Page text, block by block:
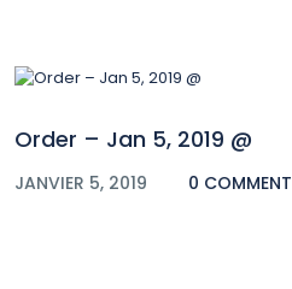
Order – Jan 5, 2019 @
JANVIER 5, 2019 0 COMMENT